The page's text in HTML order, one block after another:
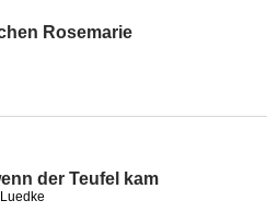
Rosemarie
der Teufel kam